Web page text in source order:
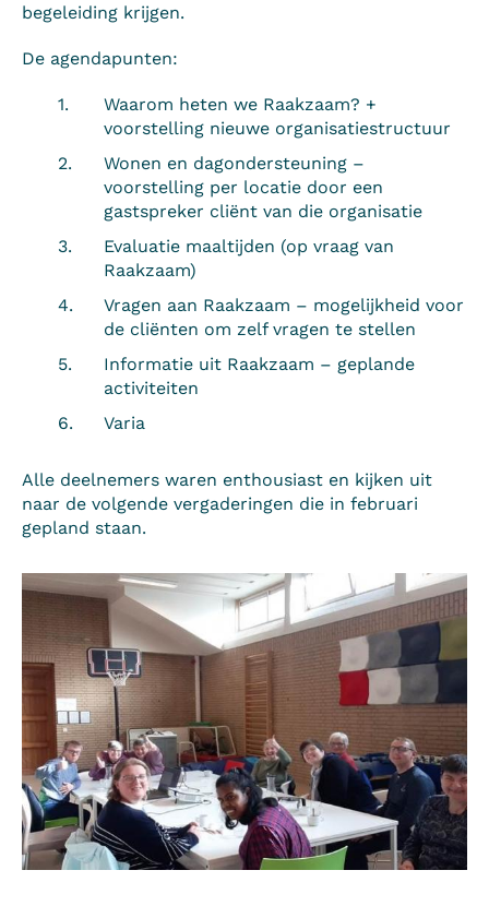
begeleiding krijgen.
De agendapunten:
Waarom heten we Raakzaam? +
voorstelling nieuwe organisatiestructuur
Wonen en dagondersteuning –
voorstelling per locatie door een
gastspreker cliënt van die organisatie
Evaluatie maaltijden (op vraag van
Raakzaam)
Vragen aan Raakzaam – mogelijkheid voor
de cliënten om zelf vragen te stellen
Informatie uit Raakzaam – geplande
activiteiten
Varia
Alle deelnemers waren enthousiast en kijken uit
naar de volgende vergaderingen die in februari
gepland staan.